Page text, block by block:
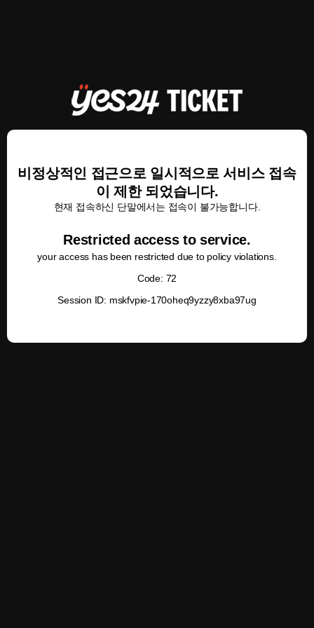
비정상적인 접근으로 일시적으로 서비스 접속
이 제한 되었습니다.
현재 접속하신 단말에서는 접속이 불가능합니다.
Restricted access to service.
your access has been restricted due to policy violations.
Code: 72
Session ID: mskfvpie-170oheq9yzzy8xba97ug